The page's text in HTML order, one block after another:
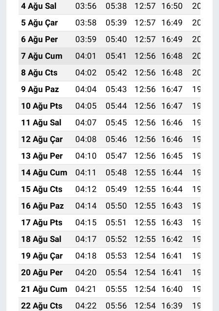
4 Ağu Sal
03:56 05:38 12:57 16:50
20:05
5 Ağu Çar
03:58 05:39 12:57 16:49
20:04
6 Ağu Per
03:59 05:40 12:57 16:49
20:03
7 Ağu Cum
04:01 05:41 12:56 16:48
20:02
8 Ağu Cts
04:02 05:42 12:56 16:48
20:01
9 Ağu Paz
04:04 05:43 12:56 16:47
19:59
10 Ağu Pts
04:05 05:44 12:56 16:47
19:58
11 Ağu Sal
04:07 05:45 12:56 16:46
19:57
12 Ağu Çar
04:08 05:46 12:56 16:46
19:56
13 Ağu Per
04:10 05:47 12:56 16:45
19:54
14 Ağu Cum
04:11 05:48 12:55 16:44
19:53
15 Ağu Cts
04:12 05:49 12:55 16:44
19:52
16 Ağu Paz
04:14 05:50 12:55 16:43
19:50
17 Ağu Pts
04:15 05:51 12:55 16:43
19:49
18 Ağu Sal
04:17 05:52 12:55 16:42
19:47
19 Ağu Çar
04:18 05:53 12:54 16:41
19:46
20 Ağu Per
04:20 05:54 12:54 16:41
19:44
21 Ağu Cum
04:21 05:55 12:54 16:40
19:43
22 Ağu Cts
04:22 05:56 12:54 16:39
19:42